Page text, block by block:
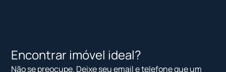
Encontrar imóvel ideal?
Não se preocupe. Deixe seu email e telefone que um